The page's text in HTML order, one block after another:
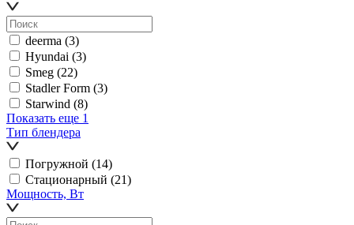
deerma (3)
Hyundai (3)
Smeg (22)
Stadler Form (3)
Starwind (8)
Показать еще 1
Тип блендера
Погружной (14)
Стационарный (21)
Мощность, Вт